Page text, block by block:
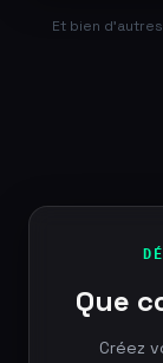
Et bien
Que
Créez